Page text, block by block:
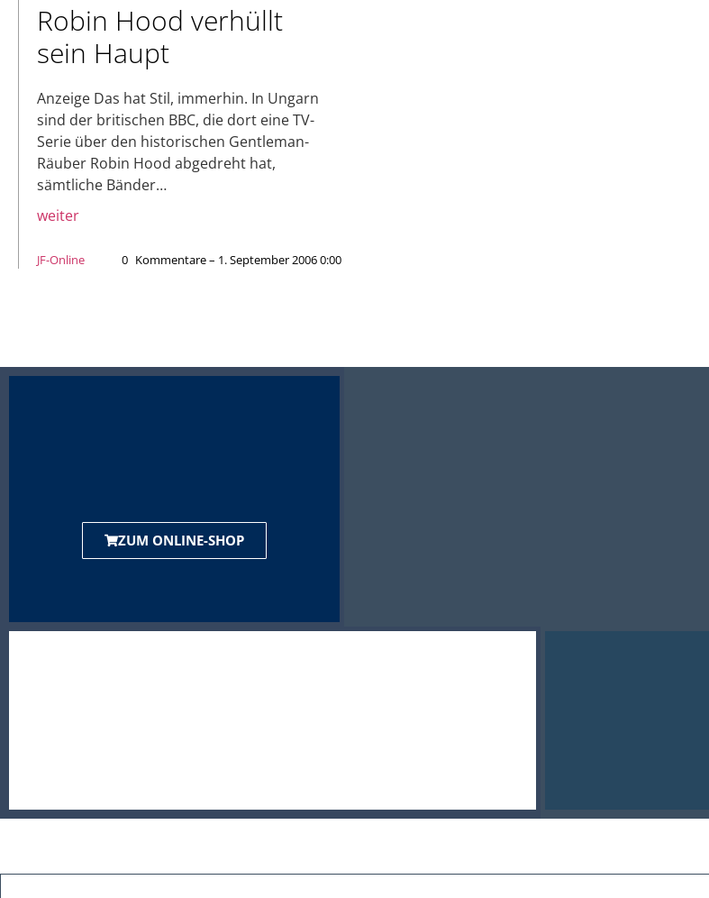
Robin Hood verhüllt
sein Haupt
Anzeige Das hat Stil, immerhin. In Ungarn
sind der britischen BBC, die dort eine TV-
Serie über den historischen Gentleman-
Räuber Robin Hood abgedreht hat,
sämtliche Bänder…
weiter
JF-Online 0 Kommentare – 1. September 2006 0:00
ZUM ONLINE-SHOP